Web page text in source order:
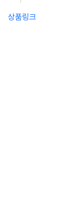
상품링크